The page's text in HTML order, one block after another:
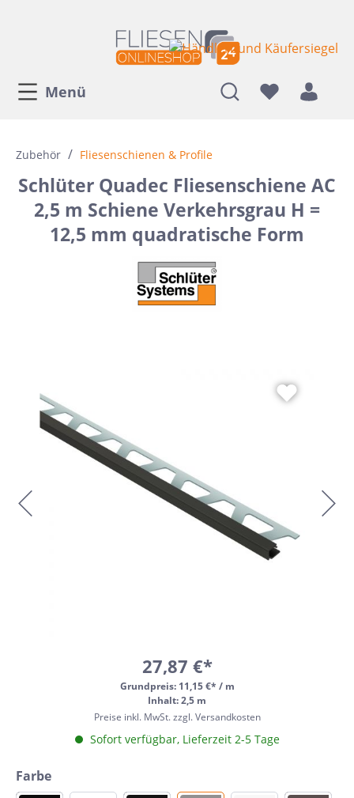
Menü
Zubehör / Fliesenschienen & Profile
Schlüter Quadec Fliesenschiene AC
2,5 m Schiene Verkehrsgrau H =
12,5 mm quadratische Form
27,87 €*
Grundpreis: 11,15 €* / m
Inhalt: 2,5 m
Preise inkl. MwSt. zzgl. Versandkosten
Sofort verfügbar, Lieferzeit 2-5 Tage
Farbe